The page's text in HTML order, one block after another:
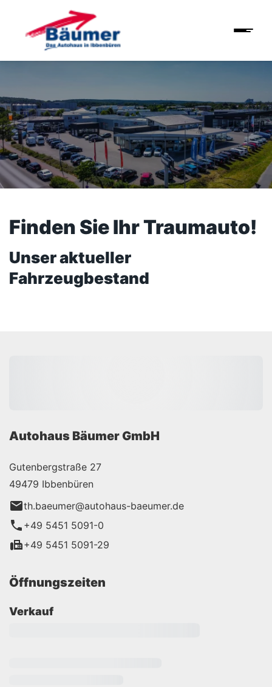
Finden Sie Ihr Traumauto!
Unser aktueller
Fahrzeugbestand
Autohaus Bäumer GmbH
Gutenbergstraße 27
49479 Ibbenbüren
th.baeumer@autohaus-baeumer.de
+49 5451 5091-0
+49 5451 5091-29
Öffnungszeiten
Verkauf